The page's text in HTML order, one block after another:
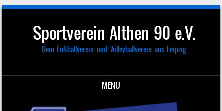
Sportverein Althen 90 e.V.
Dein Fußballverein und Volleyballverein aus Leipzig
MENU